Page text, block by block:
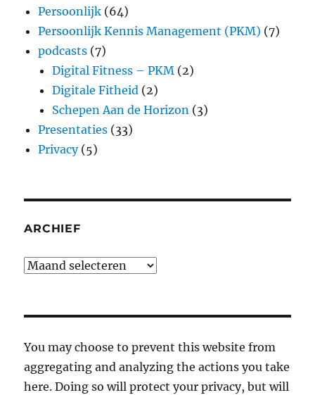
Persoonlijk (64)
Persoonlijk Kennis Management (PKM) (7)
podcasts (7)
Digital Fitness – PKM (2)
Digitale Fitheid (2)
Schepen Aan de Horizon (3)
Presentaties (33)
Privacy(5)
ARCHIEF
Archief
You may choose to prevent this website from
aggregating and analyzing the actions you take
here. Doing so will protect your privacy, but will